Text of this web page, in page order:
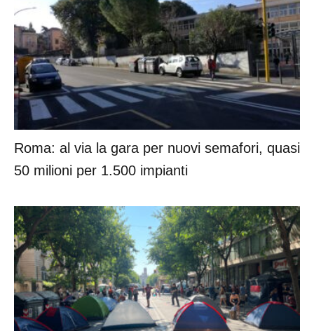
Roma: al via la gara per nuovi semafori, quasi
50 milioni per 1.500 impianti